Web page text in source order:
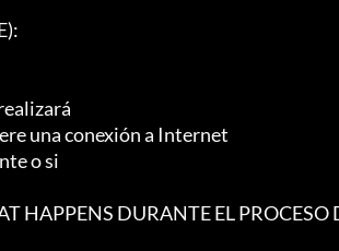
una conexión a Internet
o si
HAPPENS DURANTE EL PROCESO